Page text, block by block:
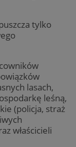
tylko
lasach,
leśną,
(policja, straż
właścicieli